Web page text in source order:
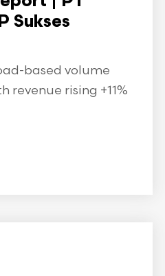
Sukses
based volume
revenue rising +11%